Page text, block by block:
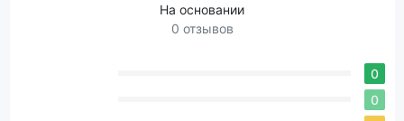
На основании
0 отзывов
0
0